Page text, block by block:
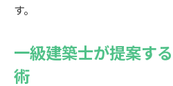
す。
一級建築士が提案す
術